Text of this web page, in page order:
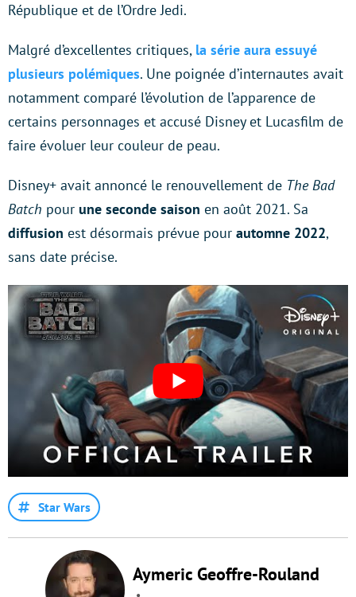
République et de l’Ordre Jedi.
Malgré d’excellentes critiques, la série aura essuyé
plusieurs polémiques. Une poignée d’internautes avait
notamment comparé l’évolution de l’apparence de
certains personnages et accusé Disney et Lucasfilm de
faire évoluer leur couleur de peau.
Disney+ avait annoncé le renouvellement de The Bad
Batch pour une seconde saison en août 2021. Sa
diffusion est désormais prévue pour automne 2022,
sans date précise.
Star Wars
Aymeric Geoffre-Rouland